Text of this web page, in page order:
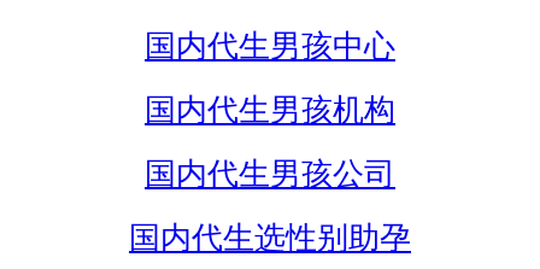
国内代生男孩中心
国内代生男孩机构
国内代生男孩公司
国内代生选性别助孕